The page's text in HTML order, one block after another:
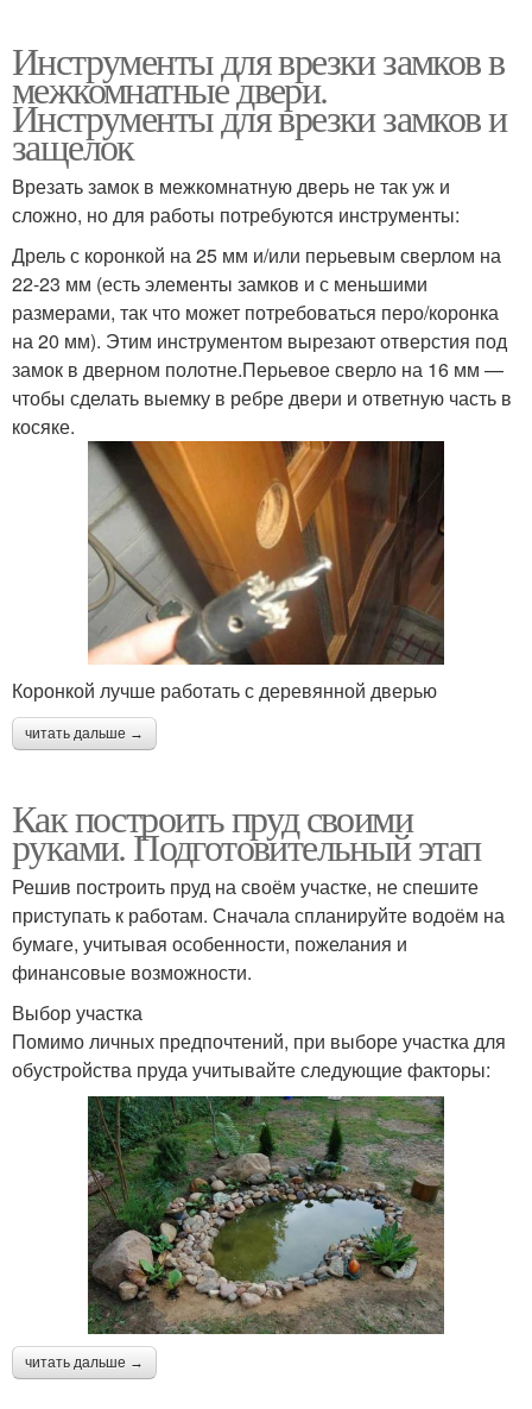
Инструменты для врезки замков в
межкомнатные двери.
Инструменты для врезки замков и
защелок
Врезать замок в межкомнатную дверь не так уж и
сложно, но для работы потребуются инструменты:
Дрель с коронкой на 25 мм и/или перьевым сверлом на
22-23 мм (есть элементы замков и с меньшими
размерами, так что может потребоваться перо/коронка
на 20 мм). Этим инструментом вырезают отверстия под
замок в дверном полотне.Перьевое сверло на 16 мм —
чтобы сделать выемку в ребре двери и ответную часть в
косяке.
Коронкой лучше работать с деревянной дверью
читать дальше →
Как построить пруд своими
руками. Подготовительный этап
Решив построить пруд на своём участке, не спешите
приступать к работам. Сначала спланируйте водоём на
бумаге, учитывая особенности, пожелания и
финансовые возможности.
Выбор участка
Помимо личных предпочтений, при выборе участка для
обустройства пруда учитывайте следующие факторы:
читать дальше →